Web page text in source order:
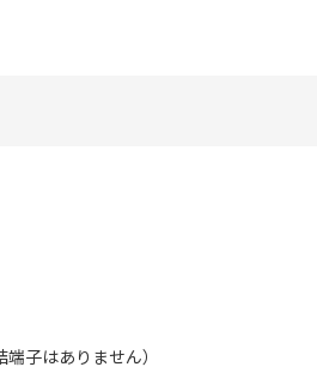
子はありません）